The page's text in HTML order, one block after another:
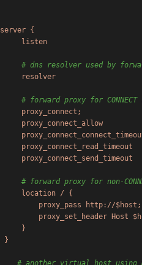
server {
listen
# dns resolver used by
resolver
# forward proxy for CONNECT
proxy_connect;
proxy_connect_allow
proxy_connect_read_timeout
proxy_connect_send_timeout
# forward proxy for non-
location /
{
proxy_pass
http://$host;
proxy_set_header
Host
}
}
# another virtual host using